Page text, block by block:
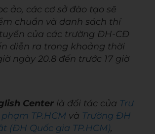
ảo, các cơ sở đào tạo sẽ
chuẩn và danh sách thí
của các trường ĐH-CĐ
diễn ra trong khoảng thời
ngày 20.8 đến trước 17 giờ
Center là đối tác của Trư
TP.HCM và Trường ĐH
(ĐH Quốc gia TP.HCM),